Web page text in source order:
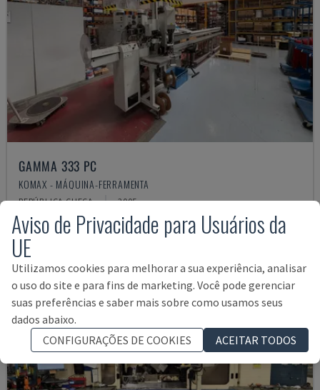
GAMMA 333 PC
KOMAX - MÁQUINA-FERRAMENTA
REPÚBLICA CHECA 2005
15.000 €
Aviso de Privacidade para Usuários da
UE
Utilizamos cookies para melhorar a sua experiência, analisar
o uso do site e para fins de marketing. Você pode gerenciar
suas preferências e saber mais sobre como usamos seus
dados abaixo.
CONFIGURAÇÕES DE COOKIES
ACEITAR TODOS